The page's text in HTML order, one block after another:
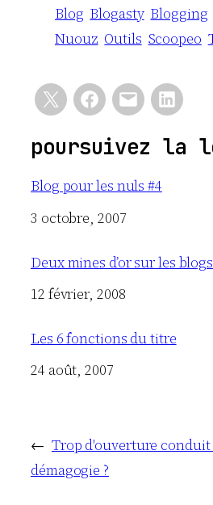
Blog Blogasty Blogging
Nuouz Outils Scoopeo
poursuivez la
Blog pour les nuls #4
Date
3 octobre, 2007
Deux mines d’or sur les
Date
12 février, 2008
Les 6 fonctions du titre
Date
24 août, 2007
← Trop d'ouverture
démagogie ?